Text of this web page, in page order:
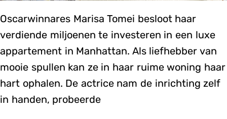
Oscarwinnares Marisa Tomei besloot haar
verdiende miljoenen te investeren in een luxe
appartement in Manhattan. Als liefhebber van
mooie spullen kan ze in haar ruime woning haar
hart ophalen. De actrice nam de inrichting zelf
in handen, probeerde